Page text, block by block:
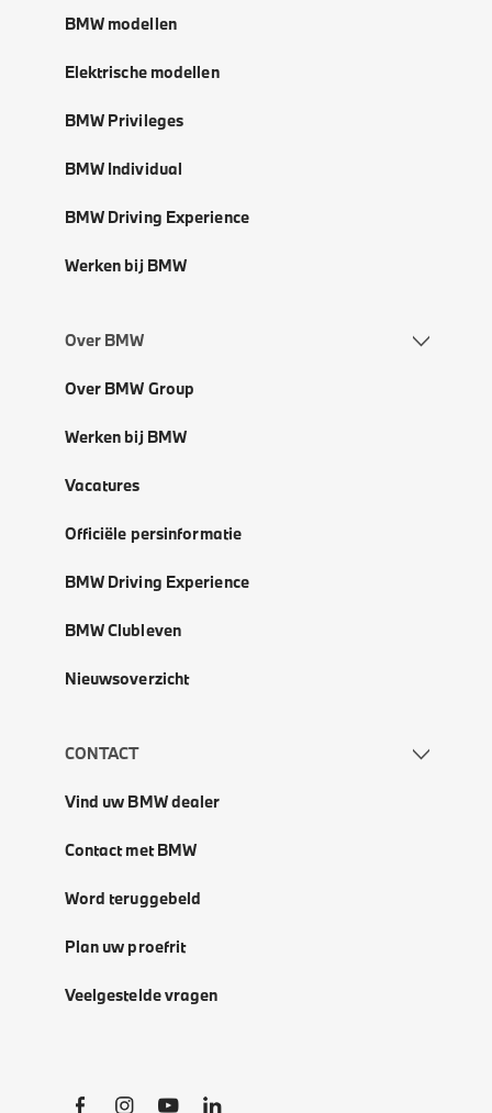
BMW modellen
Elektrische modellen
BMW Privileges
BMW Individual
BMW Driving Experience
Werken bij BMW
Over BMW
Over BMW Group
Werken bij BMW
Vacatures
Officiële persinformatie
BMW Driving Experience
BMW Clubleven
Nieuwsoverzicht
CONTACT
Vind uw BMW dealer
Contact met BMW
Word teruggebeld
Plan uw proefrit
Veelgestelde vragen
Social Links